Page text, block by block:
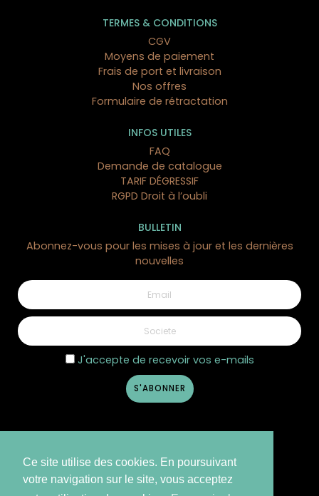
Ce site utilise des cookies. En poursuivant
votre navigation sur le site, vous acceptez
TERMES & CONDITIONS
CGV
Moyens de paiement
Frais de port et livraison
Nos offres
Formulaire de rétractation
INFOS UTILES
FAQ
Demande de catalogue
TARIF DÉGRESSIF
RGPD Droit à l’oubli
BULLETIN
Abonnez-vous pour les mises à jour et les dernières
nouvelles
J'accepte de recevoir vos e-mails